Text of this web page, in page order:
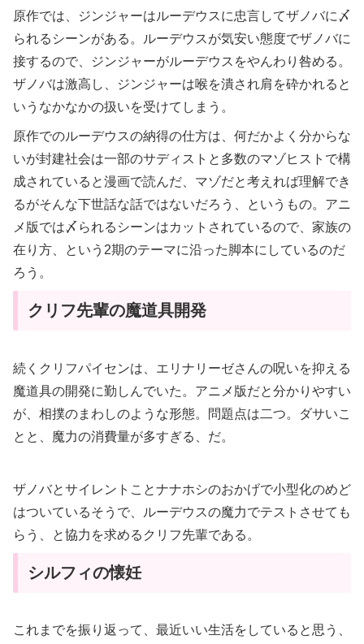
原作では、ジンジャーはルーデウスに忠言してザノバに〆
られるシーンがある。ルーデウスが気安い態度でザノバに
接するので、ジンジャーがルーデウスをやんわり咎める。
ザノバは激高し、ジンジャーは喉を潰され肩を砕かれると
いうなかなかの扱いを受けてしまう。
原作でのルーデウスの納得の仕方は、何だかよく分からな
いが封建社会は一部のサディストと多数のマゾヒストで構
成されていると漫画で読んだ、マゾだと考えれば理解でき
るがそんな下世話な話ではないだろう、というもの。アニ
メ版では〆られるシーンはカットされているので、家族の
在り方、という2期のテーマに沿った脚本にしているのだ
ろう。
クリフ先輩の魔道具開発
続くクリフパイセンは、エリナリーゼさんの呪いを抑える
魔道具の開発に勤しんでいた。アニメ版だと分かりやすい
が、相撲のまわしのような形態。問題点は二つ。ダサいこ
とと、魔力の消費量が多すぎる、だ。
ザノバとサイレントことナナホシのおかげで小型化のめど
はついているそうで、ルーデウスの魔力でテストさせても
らう、と協力を求めるクリフ先輩である。
シルフィの懐妊
これまでを振り返って、最近いい生活をしていると思う、